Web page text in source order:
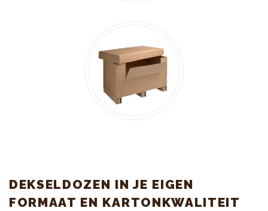
DEKSELDOZEN IN JE EIGEN
FORMAAT EN KARTONKWALITEIT